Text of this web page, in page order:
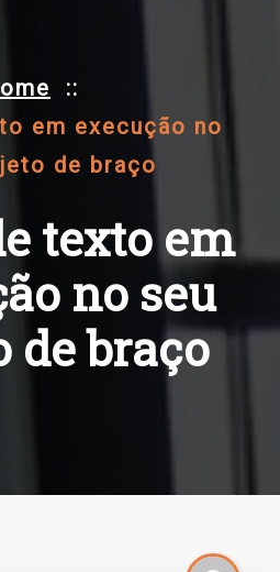
::
em execução no
de braço
texto em
no seu
de braço